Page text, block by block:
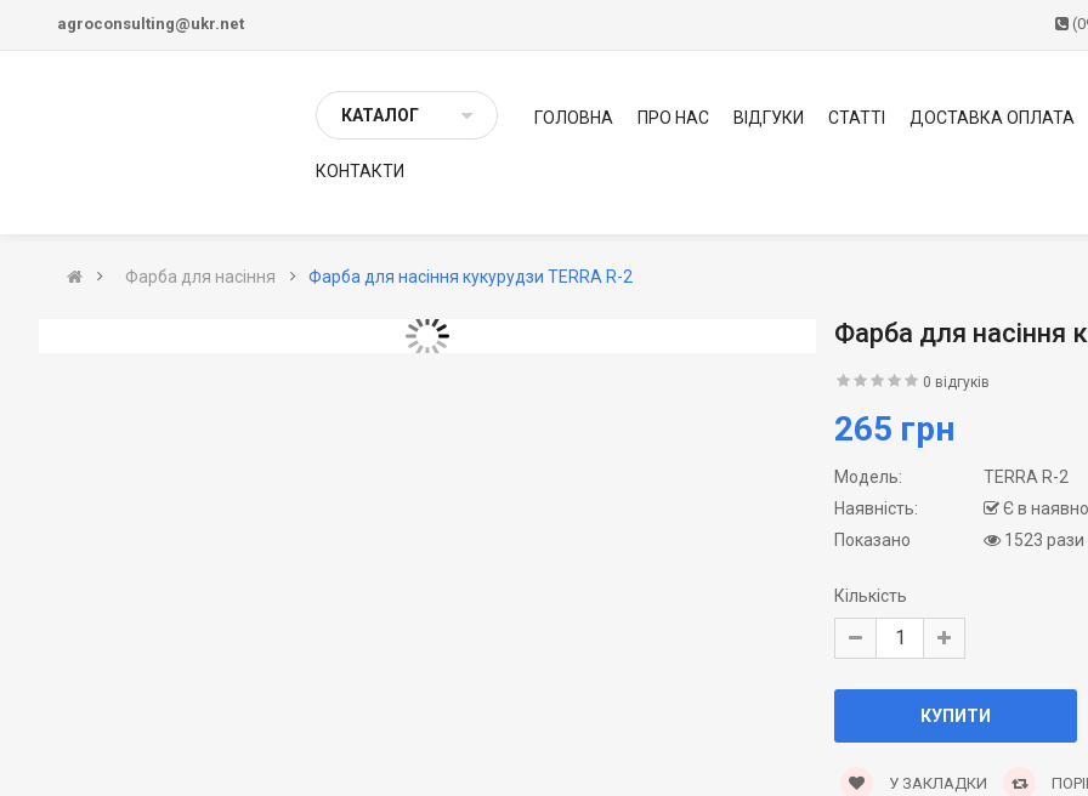
agroconsulting@ukr.net
КАТАЛОГ ГОЛОВНА ПРО НАС ВІДГУКИ СТАТТІ ДОСТАВКА ОПЛАТА
КОНТАКТИ
Фарба для насіння Фарба для насіння кукурудзи TERRA R-2
Фарба для насіння
0 відгуків
265 грн
Модель:
TERRA R-2
Наявність:
Є в
Показано
1523 рази
Кількість
У ЗАКЛАДКИ